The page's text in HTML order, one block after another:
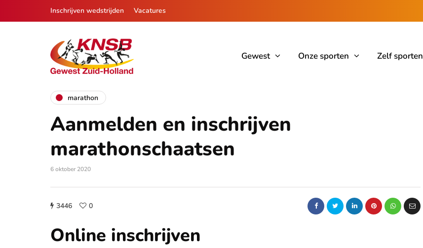
Inschrijven wedstrijden Vacatures
Gewest Onze sporten Zelf sporten
marathon
Aanmelden en inschrijven
marathonschaatsen
6 oktober 2020
3446 0
Online inschrijven